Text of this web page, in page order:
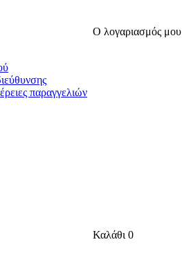
Ο λογαριασμός μου
παραγγελιών
Καλάθι 0